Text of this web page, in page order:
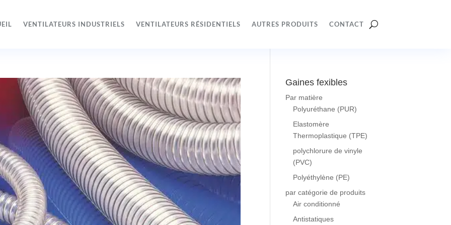
VENTILATEURS INDUSTRIELS VENTILATEURS RÉSIDENTIELS AUTRES PRODUITS CONTACT
Gaines fexibles
Par matière
Polyuréthane (PUR)
Elastomère
Thermoplastique (TPE)
polychlorure de vinyle
(PVC)
Polyéthylène (PE)
par catégorie de produits
Air conditionné
Antistatiques